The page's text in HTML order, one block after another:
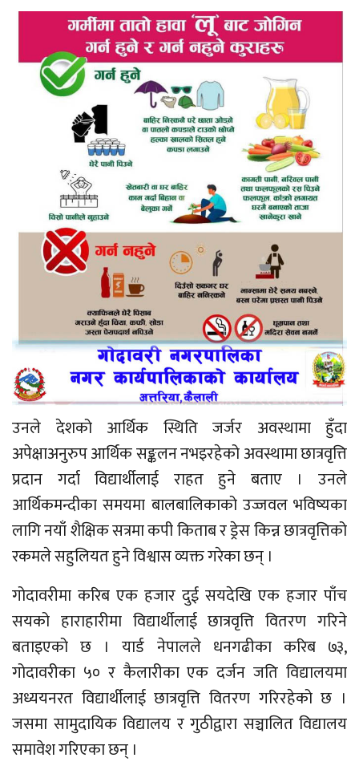
उनले देशको आर्थिक स्थिति जर्जर अवस्थामा हुँदा
अपेक्षाअनुरुप आर्थिक सङ्कलन नभइरहेको अवस्थामा छात्रवृत्ति
प्रदान गर्दा विद्यार्थीलाई राहत हुने बताए । उनले
आर्थिकमन्दीका समयमा बालबालिकाको उज्जवल भविष्यका
लागि नयाँ शैक्षिक सत्रमा कपी किताब र ड्रेस किन्न छात्रवृत्तिको
रकमले सहुलियत हुने विश्वास व्यक्त गरेका छन् ।
गोदावरीमा करिब एक हजार दुई सयदेखि एक हजार पाँच
सयको हाराहारीमा विद्यार्थीलाई छात्रवृत्ति वितरण गरिने
बताइएको छ । यार्ड नेपालले धनगढीका करिब ७३,
गोदावरीका ५० र कैलारीका एक दर्जन जति विद्यालयमा
अध्ययनरत विद्यार्थीलाई छात्रवृत्ति वितरण गरिरहेको छ ।
जसमा सामुदायिक विद्यालय र गुठीद्वारा सञ्चालित विद्यालय
समावेश गरिएका छन् ।